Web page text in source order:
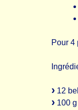
Pour 4
12
100